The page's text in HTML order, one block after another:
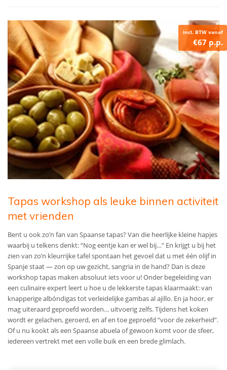
incl. BTW vanaf
€67 p.p.
Tapas workshop als leuke binnen activiteit
met vrienden
Bent u ook zo’n fan van Spaanse tapas? Van die heerlijke kleine hapjes
waarbij u telkens denkt: “Nog eentje kan er wel bij…” En krijgt u bij het
zien van zo’n kleurrijke tafel spontaan het gevoel dat u met één olijf in
Spanje staat — zon op uw gezicht, sangria in de hand? Dan is deze
workshop tapas maken absoluut iets voor u! Onder begeleiding van
een culinaire expert leert u hoe u de lekkerste tapas klaarmaakt: van
knapperige albóndigas tot verleidelijke gambas al ajillo. En ja hoor, er
mag uiteraard geproefd worden… uitvoerig zelfs. Tijdens het koken
wordt er gelachen, geroerd, en af en toe geproefd “voor de zekerheid”.
Of u nu kookt als een Spaanse abuela of gewoon komt voor de sfeer,
iedereen vertrekt met een volle buik en een brede glimlach.